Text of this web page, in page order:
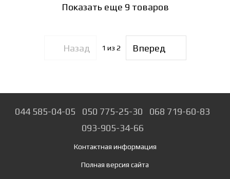
Показать еще 9 товаров
Назад 1 из 2 Вперед
044 585-04-05 050 775-25-30
068 719-60-83
093-905-34-66
Контактная информация
Полная версия сайта